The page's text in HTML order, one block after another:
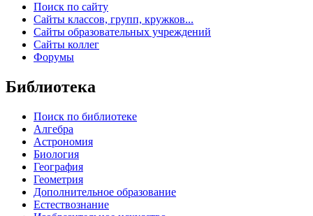
Поиск по сайту
Сайты классов, групп, кружков...
Сайты образовательных учреждений
Сайты коллег
Форумы
Библиотека
Поиск по библиотеке
Алгебра
Астрономия
Биология
География
Геометрия
Дополнительное образование
Естествознание